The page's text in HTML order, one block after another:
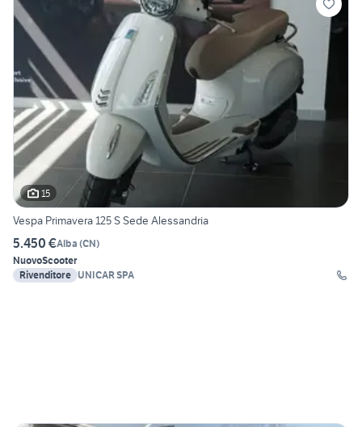
15
Vespa Primavera 125 S Sede Alessandria
5.450 €Alba (CN)
NuovoScooter
Rivenditore UNICAR SPA